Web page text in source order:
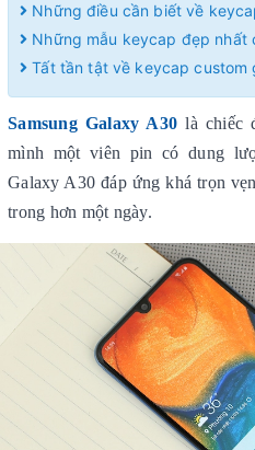
Những điều cần biết về
Những mẫu keycap đẹp nhất
Tất tần tật về keycap custom
Samsung Galaxy A30 là chiếc
mình một viên pin có dung
Galaxy A30 đáp ứng khá trọn
trong hơn một ngày.